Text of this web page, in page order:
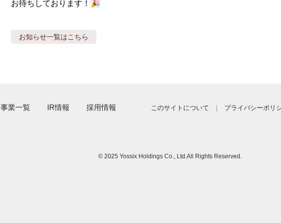
お待ちしております！🎉
お知らせ一覧はこちら
事業一覧 IR情報 採用情報 このサイトについて プライバシーポリ
© 2025 Yossix Holdings Co., Ltd.All Rights Reserved.